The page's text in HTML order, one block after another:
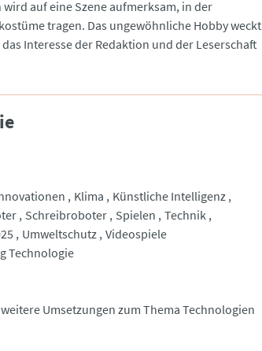
wird auf eine Szene aufmerksam, in der
tragen. Das ungewöhnliche Hobby weckt
Interesse der Redaktion und der Leserschaft
Klima
Künstliche Intelligenz
Schreibroboter Spielen Technik
Umweltschutz Videospiele
Technologie
Umsetzungen zum Thema Technologien